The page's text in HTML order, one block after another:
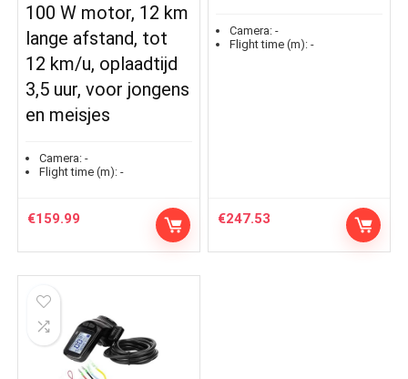
100 W motor, 12 km
lange afstand, tot
12 km/u, oplaadtijd
3,5 uur, voor jongens
en meisjes
Camera: -
Flight time (m): -
€159.99
Camera: -
Flight time (m): -
€247.53